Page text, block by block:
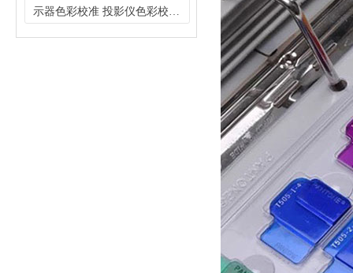
示器色彩校准 投影仪色彩校准
箱 可选配双日光
D50/CWF/U30/A/UV N7背景色
爱色丽印刷常用观察光源箱